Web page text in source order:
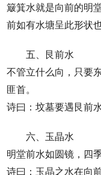
簸箕水就是向前的明
前如有水塘呈此形状也
五、艮前水
不管立什么向，只要
匪首。
诗曰：坟墓要遇艮前
六、玉晶水
明堂前水如圆镜，四
诗曰：玉晶之水在向